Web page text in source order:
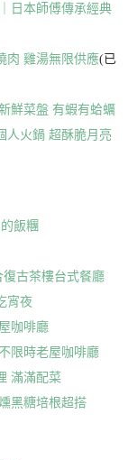
日本師傅傳承經典
肉 雞湯無限供應(已
鮮菜盤 有蝦有蛤蠣
人火鍋 超酥脆月亮
飯糰
古茶樓台式餐廳
宵夜
咖啡廳
限時老屋咖啡廳
滿滿配菜
黑糖培根超搭